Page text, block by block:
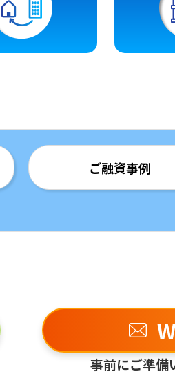
ご融資事例
事前にご準備